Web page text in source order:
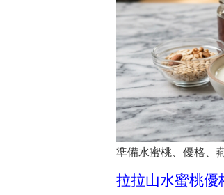
準備水蜜桃、優格、
拉拉山水蜜桃優